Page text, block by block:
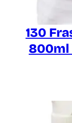
130
800ml